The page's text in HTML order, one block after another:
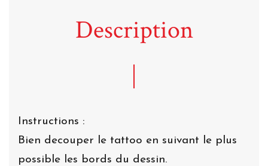
Description
Instructions :
Bien decouper le tattoo en suivant le plus
possible les bords du dessin.